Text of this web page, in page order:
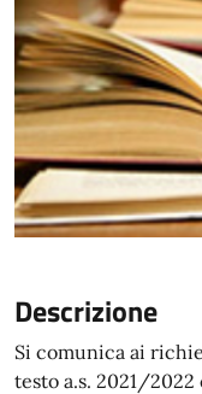
Descrizione
Si comunica ai
testo a.s. 2021/